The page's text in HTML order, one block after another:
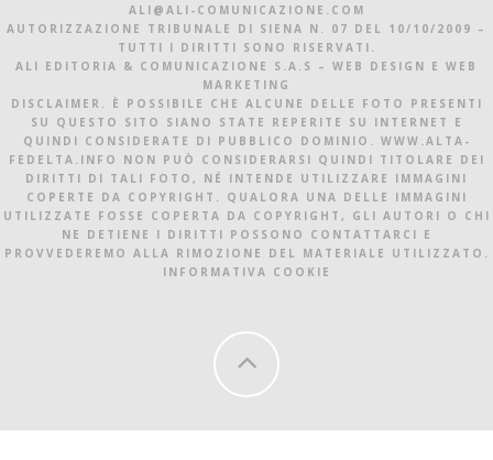
ALI@ALI-COMUNICAZIONE.COM
AUTORIZZAZIONE TRIBUNALE DI SIENA N. 07 DEL 10/10/2009 –
TUTTI I DIRITTI SONO RISERVATI.
ALI EDITORIA & COMUNICAZIONE S.A.S – WEB DESIGN E WEB
MARKETING
DISCLAIMER. È POSSIBILE CHE ALCUNE DELLE FOTO PRESENTI
SU QUESTO SITO SIANO STATE REPERITE SU INTERNET E
QUINDI CONSIDERATE DI PUBBLICO DOMINIO. WWW.ALTA-
FEDELTA.INFO NON PUÒ CONSIDERARSI QUINDI TITOLARE DEI
DIRITTI DI TALI FOTO, NÉ INTENDE UTILIZZARE IMMAGINI
COPERTE DA COPYRIGHT. QUALORA UNA DELLE IMMAGINI
UTILIZZATE FOSSE COPERTA DA COPYRIGHT, GLI AUTORI O CHI
NE DETIENE I DIRITTI POSSONO CONTATTARCI E
PROVVEDEREMO ALLA RIMOZIONE DEL MATERIALE UTILIZZATO.
INFORMATIVA COOKIE